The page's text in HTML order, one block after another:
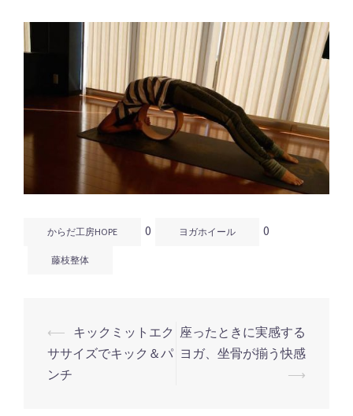
からだ工房HOPE 0 ヨガホイール 0
藤枝整体
投
稿
ナ
⟵ キックミットエク
ササイズでキック＆パ
ンチ
座ったときに実感する
ヨガ、坐骨が揃う快感
⟶